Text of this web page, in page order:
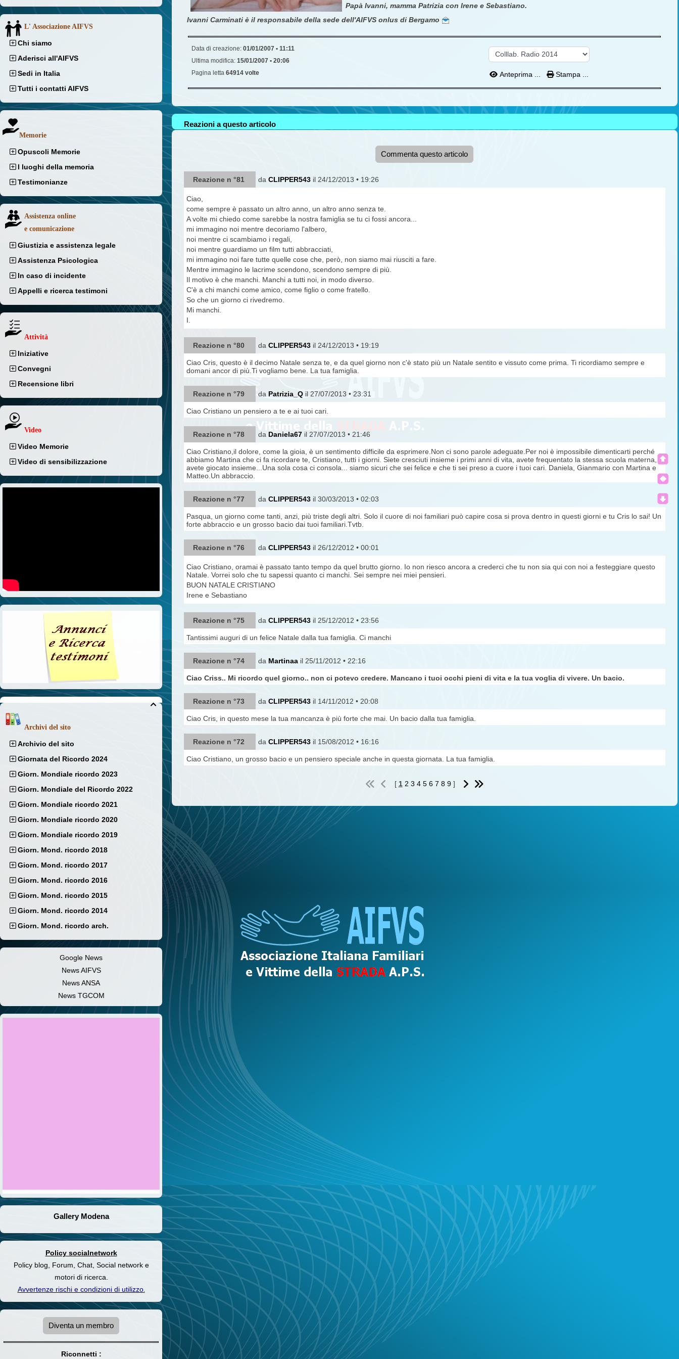
L' Associazione AIFVS
Chi siamo
Aderisci all'AIFVS
Sedi in Italia
Tutti i contatti AIFVS
Memorie
Opuscoli Memorie
I luoghi della memoria
Testimonianze
Assistenza online
e comunicazione
Giustizia e assistenza legale
Assistenza Psicologica
In caso di incidente
Appelli e ricerca testimoni
Attività
Iniziative
Convegni
Recensione libri
Video
Video Memorie
Video di sensibilizzazione

Archivi del sito
Archivio del sito
Giornata del Ricordo 2024
Giorn. Mondiale ricordo 2023
Giorn. Mondiale del Ricordo 2022
Giorn. Mondiale ricordo 2021
Giorn. Mondiale ricordo 2020
Giorn. Mondiale ricordo 2019
Giorn. Mond. ricordo 2018
Giorn. Mond. ricordo 2017
Giorn. Mond. ricordo 2016
Giorn. Mond. ricordo 2015
Giorn. Mond. ricordo 2014
Giorn. Mond. ricordo arch.
Google News
News AIFVS
News ANSA
News TGCOM
Gallery Modena
Policy socialnetwork
Policy blog, Forum, Chat, Social network e
motori di ricerca.
Avvertenze rischi e condizioni di utilizzo.
Diventa un membro
Riconnetti :
Papà Ivanni, mamma Patrizia con Irene e Sebastiano.
Ivanni Carminati è il responsabile della sede dell'AIFVS onlus di Bergamo
Data di creazione: 01/01/2007 • 11:11
Ultima modifica: 15/01/2007 • 20:06
Pagina letta 64914 volte Anteprima ... Stampa ...
Reazioni a questo articolo
Commenta questo articolo
Reazione n °81 da CLIPPER543 il 24/12/2013 • 19:26
Ciao,
come sempre è passato un altro anno, un altro anno senza te.
A volte mi chiedo come sarebbe la nostra famiglia se tu ci fossi ancora...
mi immagino noi mentre decoriamo l'albero,
noi mentre ci scambiamo i regali,
noi mentre guardiamo un film tutti abbracciati,
mi immagino noi fare tutte quelle cose che, però, non siamo mai riusciti a fare.
Mentre immagino le lacrime scendono, scendono sempre di più.
Il motivo è che manchi. Manchi a tutti noi, in modo diverso.
C'è a chi manchi come amico, come figlio o come fratello.
So che un giorno ci rivedremo.
Mi manchi.
I.
Reazione n °80 da CLIPPER543 il 24/12/2013 • 19:19
Ciao Cris, questo è il decimo Natale senza te, e da quel giorno non c'è stato più un Natale sentito e vissuto come prima. Ti ricordiamo sempre e
domani ancor di più.Ti vogliamo bene. La tua famiglia.
Reazione n °79 da Patrizia_Q il 27/07/2013 • 23:31
Ciao Cristiano un pensiero a te e ai tuoi cari.
Reazione n °78 da Daniela67 il 27/07/2013 • 21:46
Ciao Cristiano,il dolore, come la gioia, è un sentimento difficile da esprimere.Non ci sono parole adeguate.Per noi è impossibile dimenticarti perché
abbiamo Martina che ci fa ricordare te, Cristiano, tutti i giorni. Siete cresciuti insieme i primi anni di vita, avete frequentato la stessa scuola materna,
avete giocato insieme...Una sola cosa ci consola... siamo sicuri che sei felice e che ti sei preso a cuore i tuoi cari. Daniela, Gianmario con Martina e
Matteo.Un abbraccio.
Reazione n °77 da CLIPPER543 il 30/03/2013 • 02:03
Pasqua, un giorno come tanti, anzi, più triste degli altri. Solo il cuore di noi familiari può capire cosa si prova dentro in questi giorni e tu Cris lo sai! Un
forte abbraccio e un grosso bacio dai tuoi familiari.Tvtb.
Reazione n °76 da CLIPPER543 il 26/12/2012 • 00:01
Ciao Cristiano, oramai è passato tanto tempo da quel brutto giorno. Io non riesco ancora a crederci che tu non sia qui con noi a festeggiare questo
Natale. Vorrei solo che tu sapessi quanto ci manchi. Sei sempre nei miei pensieri.
BUON NATALE CRISTIANO
Irene e Sebastiano
Reazione n °75 da CLIPPER543 il 25/12/2012 • 23:56
Tantissimi auguri di un felice Natale dalla tua famiglia. Ci manchi
Reazione n °74 da Martinaa il 25/11/2012 • 22:16
Ciao Criss.. Mi ricordo quel giorno.. non ci potevo credere. Mancano i tuoi occhi pieni di vita e la tua voglia di vivere. Un bacio.
Reazione n °73 da CLIPPER543 il 14/11/2012 • 20:08
Ciao Cris, in questo mese la tua mancanza è più forte che mai. Un bacio dalla tua famiglia.
Reazione n °72 da CLIPPER543 il 15/08/2012 • 16:16
Ciao Cristiano, un grosso bacio e un pensiero speciale anche in questa giornata. La tua famiglia.
[ 1 2 3 4 5 6 7 8 9]